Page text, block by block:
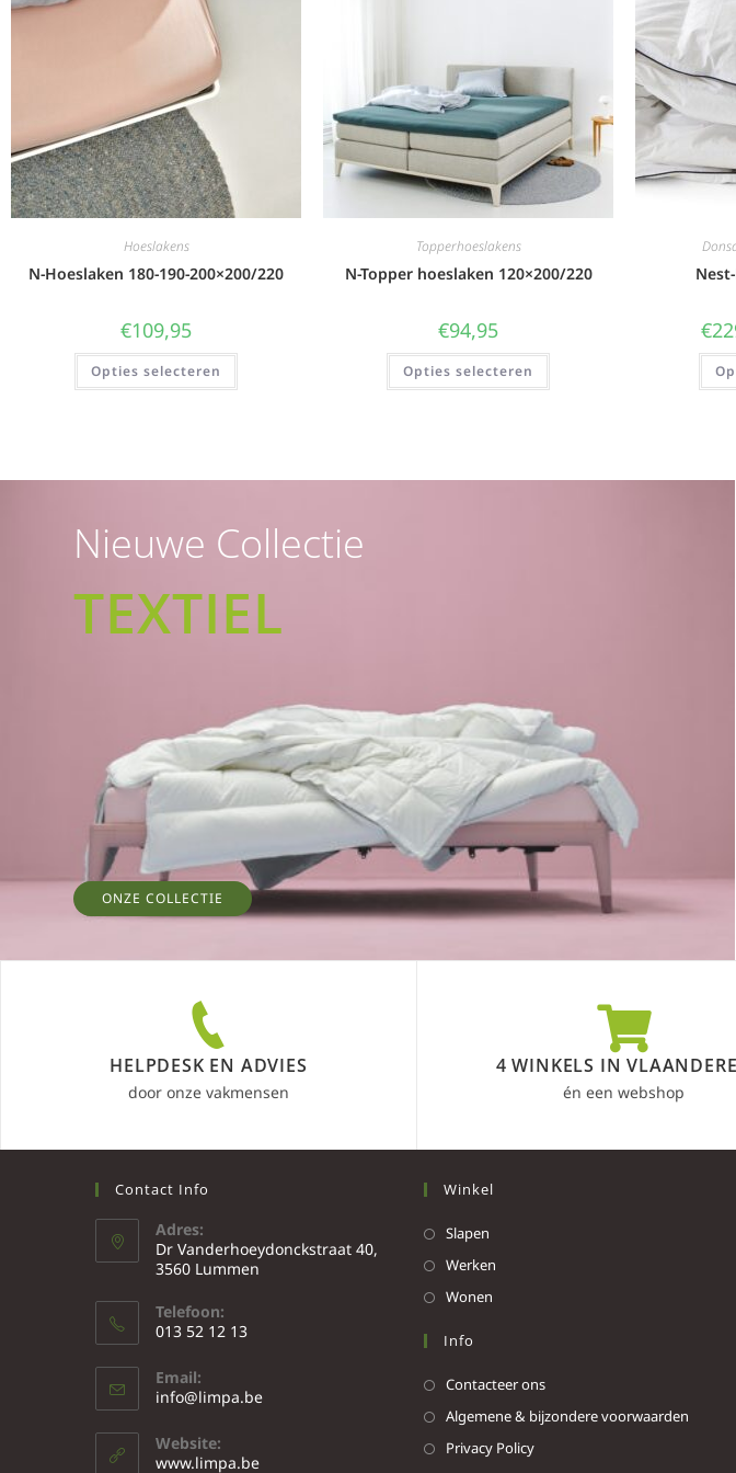
Hoeslakens
N-Hoeslaken 180-190-200×200/220
€109,95
Opties selecteren
Topperhoeslakens
N-Topper hoeslaken 120×200/220
€94,95
Opties selecteren
€
Nieuwe Collectie
TEXTIEL
ONZE COLLECTIE
HELPDESK EN ADVIES
door onze vakmensen
4 WINKELS IN
én een webshop
Contact Info
Adres:
Dr Vanderhoeydonckstraat 40,
3560 Lummen
Telefoon:
013 52 12 13
Email:
info@limpa.be
Website:
www.limpa.be
Winkel
Slapen
Werken
Wonen
Info
Contacteer ons
Algemene & bijzondere voorwaarden
Privacy Policy